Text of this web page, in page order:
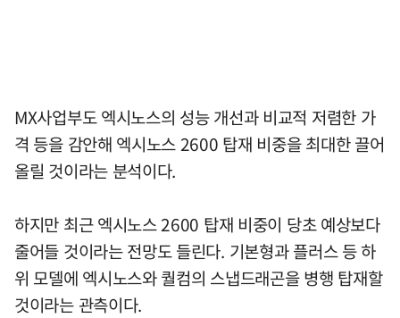
MX사업부도 엑시노스의 성능 개선과 비교적 저렴한 가
격 등을 감안해 엑시노스 2600 탑재 비중을 최대한 끌어
올릴 것이라는 분석이다.
하지만 최근 엑시노스 2600 탑재 비중이 당초 예상보다
줄어들 것이라는 전망도 들린다. 기본형과 플러스 등 하
위 모델에 엑시노스와 퀄컴의 스냅드래곤을 병행 탑재할
것이라는 관측이다.